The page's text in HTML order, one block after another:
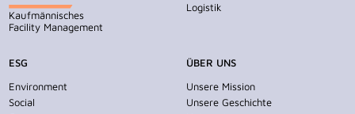
Kaufmännisches
Facility Management
Logistik
ESG
Environment
Social
ÜBER UNS
Unsere Mission
Unsere Geschichte